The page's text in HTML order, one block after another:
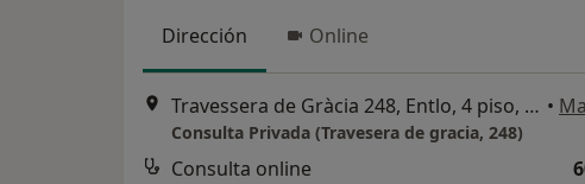
Dirección Online
Travessera de Gràcia 248, Entlo, 4 piso, Barcelona •
Consulta Privada (Travesera de gracia, 248)
Consulta online